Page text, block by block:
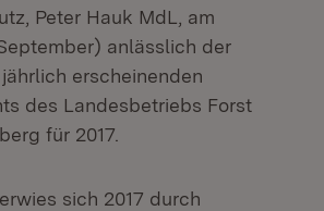
Peter Hauk MdL, am
anlässlich der
erscheinenden
des Landesbetriebs Forst
für 2017.
sich 2017 durch